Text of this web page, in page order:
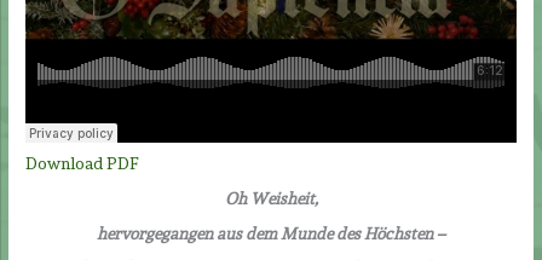
Download PDF
Oh Weisheit,
hervorgegangen aus dem Munde des Höchsten –